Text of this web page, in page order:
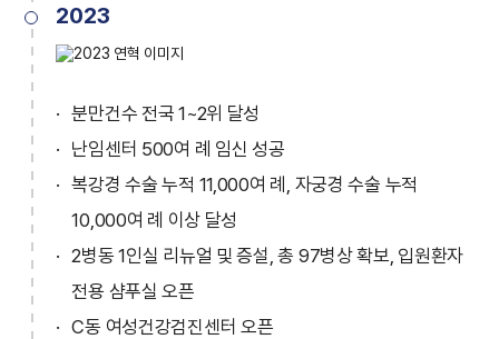
2023
분만건수 전국 1~2위 달성
난임센터 500여 례 임신 성공
복강경 수술 누적 11,000여 례, 자궁경 수술 누적
10,000여 례 이상 달성
2병동 1인실 리뉴얼 및 증설, 총 97병상 확보, 입원환자
전용 샴푸실 오픈
C동 여성건강검진센터 오픈